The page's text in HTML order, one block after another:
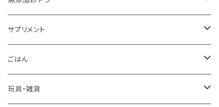
ドッグソープ
保湿・除菌・虫除け
保湿剤
おくち・おめめ・おみみ
お肉
お魚
その他（乳製品・果物野菜）
サプリメント
皮膚被毛
関節・骨
ごはん
手作り補助
玩具・雑貨